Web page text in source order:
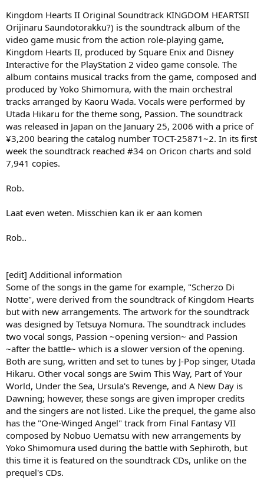
Kingdom Hearts II Original Soundtrack KINGDOM HEARTSII
Orijinaru Saundotorakku?) is the soundtrack album of the
video game music from the action role-playing game,
Kingdom Hearts II, produced by Square Enix and Disney
Interactive for the PlayStation 2 video game console. The
album contains musical tracks from the game, composed and
produced by Yoko Shimomura, with the main orchestral
tracks arranged by Kaoru Wada. Vocals were performed by
Utada Hikaru for the theme song, Passion. The soundtrack
was released in Japan on the January 25, 2006 with a price of
¥3,200 bearing the catalog number TOCT-25871~2. In its first
week the soundtrack reached #34 on Oricon charts and sold
7,941 copies.
Rob.
Laat even weten. Misschien kan ik er aan komen
Rob..
[edit] Additional information
Some of the songs in the game for example, "Scherzo Di
Notte", were derived from the soundtrack of Kingdom Hearts
but with new arrangements. The artwork for the soundtrack
was designed by Tetsuya Nomura. The soundtrack includes
two vocal songs, Passion ~opening version~ and Passion
~after the battle~ which is a slower version of the opening.
Both are sung, written and set to tunes by J-Pop singer, Utada
Hikaru. Other vocal songs are Swim This Way, Part of Your
World, Under the Sea, Ursula's Revenge, and A New Day is
Dawning; however, these songs are given improper credits
and the singers are not listed. Like the prequel, the game also
has the "One-Winged Angel" track from Final Fantasy VII
composed by Nobuo Uematsu with new arrangements by
Yoko Shimomura used during the battle with Sephiroth, but
this time it is featured on the soundtrack CDs, unlike on the
prequel's CDs.